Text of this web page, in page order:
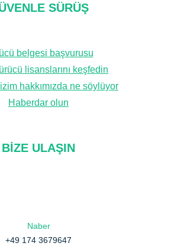
SÜRÜŞ
belgesi başvurusu
lisanslarını keşfedin
hakkımızda ne söylüyor
Haberdar olun
BIZE ULAŞIN
Naber
+49 174 3679647